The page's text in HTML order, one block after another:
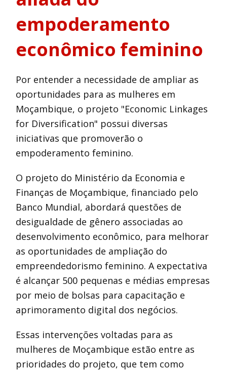
empoderamento
econômico feminino
Por entender a necessidade de ampliar as
oportunidades para as mulheres em
Moçambique, o projeto "Economic Linkages
for Diversification" possui diversas
iniciativas que promoverão o
empoderamento feminino.
O projeto do Ministério da Economia e
Finanças de Moçambique, financiado pelo
Banco Mundial, abordará questões de
desigualdade de gênero associadas ao
desenvolvimento econômico, para melhorar
as oportunidades de ampliação do
empreendedorismo feminino. A expectativa
é alcançar 500 pequenas e médias empresas
por meio de bolsas para capacitação e
aprimoramento digital dos negócios.
Essas intervenções voltadas para as
mulheres de Moçambique estão entre as
prioridades do projeto, que tem como